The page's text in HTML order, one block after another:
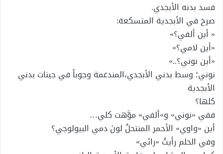
فسد بدنه الأبجدي.
صرخ في الأبجدية المتسكعة:
« أين ألفي؟»
«أين لامي؟»
«أين نوني؟..»
نوني؛ وسط بدني الأبجدي،المندغمة وجوباً في جينات بدني
الأبجدية
كلها؟
ففي «نوني» و»ألفي» موَّهت كلي…
أين «واوي» الأحمر المنتحلُ لونَ دمي البيولوجي؟
وفي الحلم رأيتُ «رائي»